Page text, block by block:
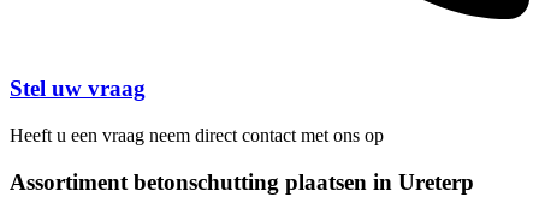
Stel uw vraag
Heeft u een vraag neem direct contact met ons op
Assortiment betonschutting plaatsen in Ureterp